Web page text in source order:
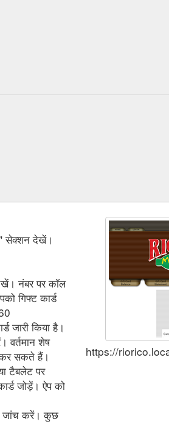
सेक्शन देखें।
नंबर पर कॉल
गिफ्ट कार्ड
जारी किया है।
वर्तमान शेष
कर सकते हैं।
टैबलेट पर
जोड़ें। ऐप को
जांच करें। कुछ
https://